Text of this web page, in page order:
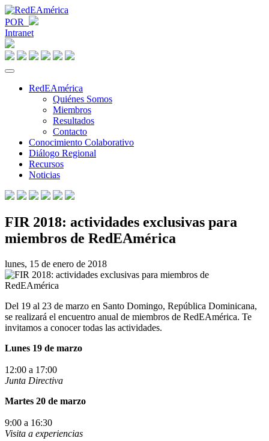
POR
Intranet
RedEAmérica
Quiénes Somos
Miembros
Resultados
Contacto
Conocimiento Colaborativo
Diálogo Regional
Recursos
Noticias
FIR 2018: actividades exclusivas para
miembros de RedEAmérica
lunes, 15 de enero de 2018
Del 19 al 23 de marzo en Santo Domingo, República Dominicana,
se realizará el encuentro anual de miembros de RedEAmérica. Te
invitamos a conocer todas las actividades.
Lunes 19 de marzo
12:00 a 17:00
Junta Directiva
Martes 20 de marzo
9:00 a 16:30
Visita a experiencias